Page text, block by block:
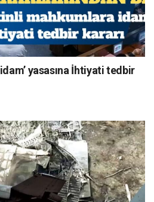
yasasına İhtiyati tedbir